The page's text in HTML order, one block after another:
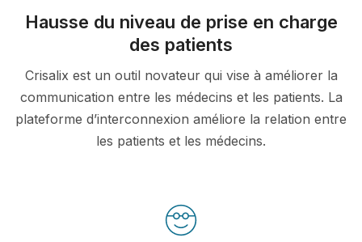
Hausse du niveau de prise en charge
des patients
Crisalix est un outil novateur qui vise à améliorer la
communication entre les médecins et les patients. La
plateforme d’interconnexion améliore la relation entre
les patients et les médecins.